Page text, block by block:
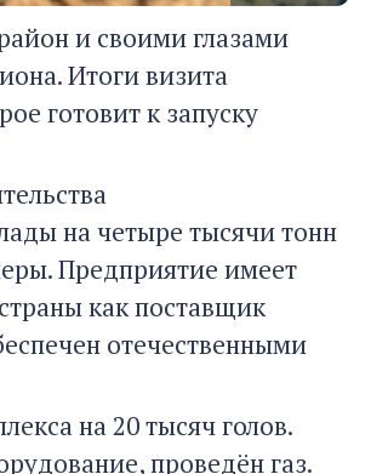
и своими глазами
Итоги визита
готовит к запуску
на четыре тысячи тонн
Предприятие имеет
как поставщик
отечественными
на 20 тысяч голов.
проведён газ.